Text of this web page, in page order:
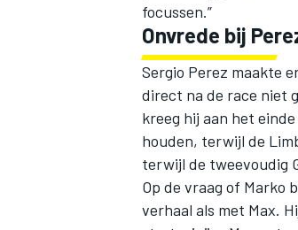
focussen.”
Onvrede bij
Sergio Perez maakte
direct na de race niet
kreeg hij aan het
houden, terwijl de
terwijl de tweevoudig
Op de vraag of Marko
verhaal als met Max.